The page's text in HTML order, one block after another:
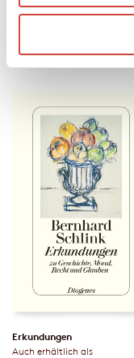
Auch erhältlich als
Erkundungen
Auch erhältlich als